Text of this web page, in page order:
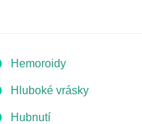
Hemoroidy
Hluboké vrásky
Hubnutí